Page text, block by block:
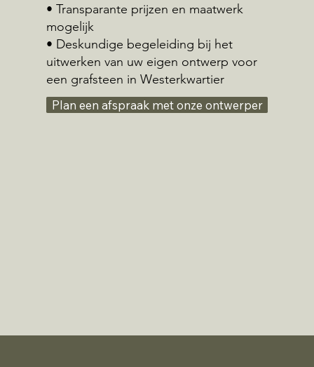
• Transparante prijzen en maatwerk
mogelijk
• Deskundige begeleiding bij het
uitwerken van uw eigen ontwerp voor
een grafsteen in Westerkwartier
Plan een afspraak met onze ontwerper